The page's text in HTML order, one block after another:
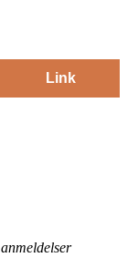
Link
anmeldelser